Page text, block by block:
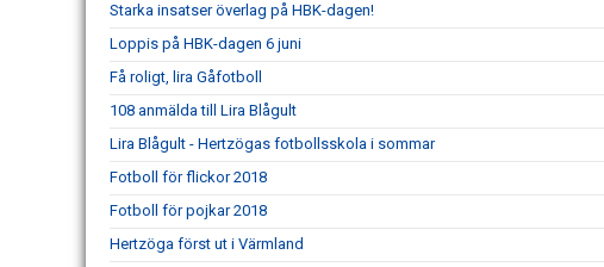
Starka insatser överlag på HBK-dagen!
Loppis på HBK-dagen 6 juni
Få roligt, lira Gåfotboll
108 anmälda till Lira Blågult
Lira Blågult - Hertzögas fotbollsskola i sommar
Fotboll för flickor 2018
Fotboll för pojkar 2018
Hertzöga först ut i Värmland